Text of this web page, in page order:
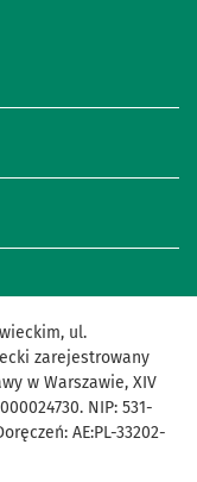
ul.
zarejestrowany
w Warszawie, XIV
NIP: 531-
AE:PL-33202-